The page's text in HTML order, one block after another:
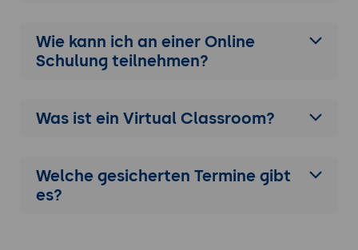
Wie kann ich an einer Online
Schulung teilnehmen?
Was ist ein Virtual Classroom?
Welche gesicherten Termine gibt
es?